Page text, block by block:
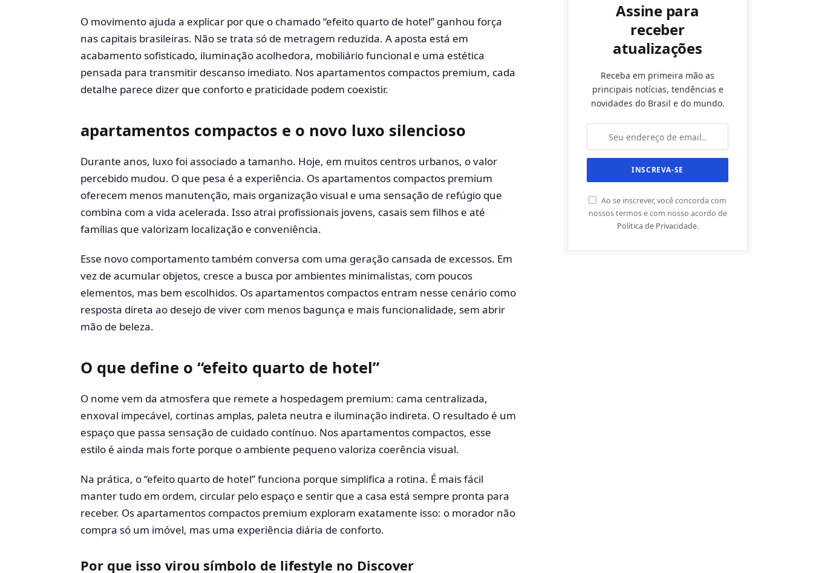
O movimento ajuda a explicar por que o chamado “efeito quarto de hotel” ganhou força
nas capitais brasileiras. Não se trata só de metragem reduzida. A aposta está em
acabamento sofisticado, iluminação acolhedora, mobiliário funcional e uma estética
pensada para transmitir descanso imediato. Nos apartamentos compactos premium, cada
detalhe parece dizer que conforto e praticidade podem coexistir.
apartamentos compactos e o novo luxo silencioso
Durante anos, luxo foi associado a tamanho. Hoje, em muitos centros urbanos, o valor
percebido mudou. O que pesa é a experiência. Os apartamentos compactos premium
oferecem menos manutenção, mais organização visual e uma sensação de refúgio que
combina com a vida acelerada. Isso atrai profissionais jovens, casais sem filhos e até
famílias que valorizam localização e conveniência.
Esse novo comportamento também conversa com uma geração cansada de excessos. Em
vez de acumular objetos, cresce a busca por ambientes minimalistas, com poucos
elementos, mas bem escolhidos. Os apartamentos compactos entram nesse cenário como
resposta direta ao desejo de viver com menos bagunça e mais funcionalidade, sem abrir
mão de beleza.
O que define o “efeito quarto de hotel”
O nome vem da atmosfera que remete a hospedagem premium: cama centralizada,
enxoval impecável, cortinas amplas, paleta neutra e iluminação indireta. O resultado é um
espaço que passa sensação de cuidado contínuo. Nos apartamentos compactos, esse
estilo é ainda mais forte porque o ambiente pequeno valoriza coerência visual.
Na prática, o “efeito quarto de hotel” funciona porque simplifica a rotina. É mais fácil
manter tudo em ordem, circular pelo espaço e sentir que a casa está sempre pronta para
receber. Os apartamentos compactos premium exploram exatamente isso: o morador não
compra só um imóvel, mas uma experiência diária de conforto.
Por que isso virou símbolo de lifestyle no Discover
Assine para
receber
atualizações
Receba em primeira mão as
principais notícias, tendências e
novidades do Brasil e do mundo.
Ao se inscrever, você concorda com
nossos termos e com nosso acordo de
Política de Privacidade.